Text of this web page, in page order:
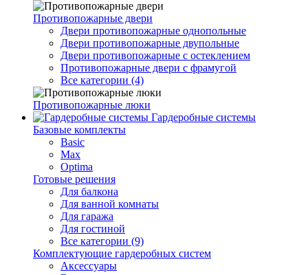
Противопожарные двери
Двери противопожарные однопольные
Двери противопожарные двупольные
Двери противопожарные с остеклением
Противопожарные двери с фрамугой
Все категории (4)
Противопожарные люки
Гардеробные системы
Базовые комплекты
Basic
Max
Optima
Готовые решения
Для балкона
Для ванной комнаты
Для гаража
Для гостиной
Все категории (9)
Комплектующие гардеробных систем
Аксессуары